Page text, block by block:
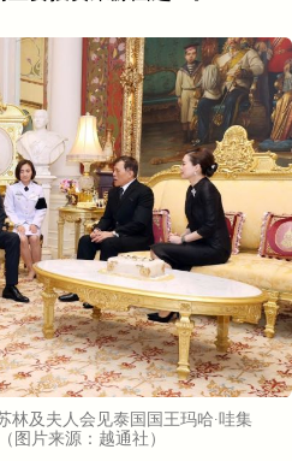
林及夫人会见泰国国王玛哈·哇集
图片来源：越通社）